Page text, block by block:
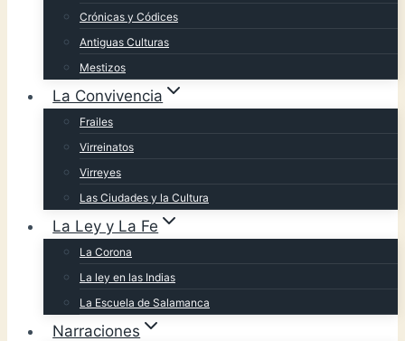
Crónicas y Códices
Antiguas Culturas
Mestizos
La Convivencia
Frailes
Virreinatos
Virreyes
Las Ciudades y la Cultura
La Ley y La Fe
La Corona
La ley en las Indias
La Escuela de Salamanca
Narraciones